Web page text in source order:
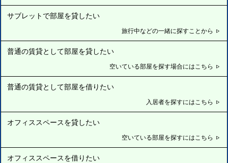
サブレットで部屋を貸したい
旅行中などの一緒に探すことから
普通の賃貸として部屋を貸したい
空いている部屋を探す場合にはこちら
普通の賃貸として部屋を借りたい
入居者を探すにはこちら
オフィススペースを貸したい
空いている部屋を探すにはこちら
オフィススペースを借りたい